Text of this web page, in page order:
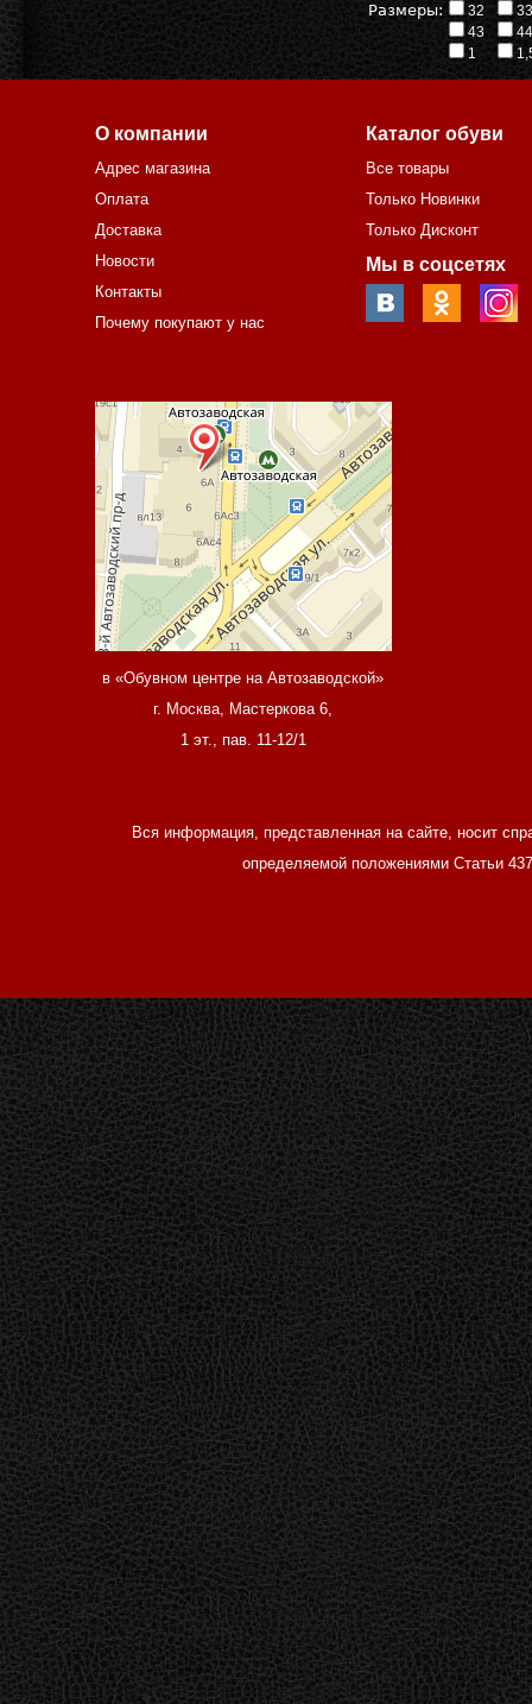
Размеры: 32
33
43
44
1
О компании
Адрес магазина
Оплата
Доставка
Новости
Контакты
Почему покупают у нас
Каталог обуви
Все товары
Только Новинки
Только Дисконт
Мы в соцсетях
в «Обувном центре на Автозаводской»
г. Москва, Мастеркова 6,
1 эт., пав. 11-12/1
Вся информация, представленная на сайте, носит
определяемой положениями Статьи